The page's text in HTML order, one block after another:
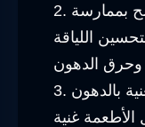
2. ممارسة الرياضة بانتظام: ينصح بممارسة
اللياقة
3. الابتعاد عن الأطعمة الغنية بالدهون
غنية